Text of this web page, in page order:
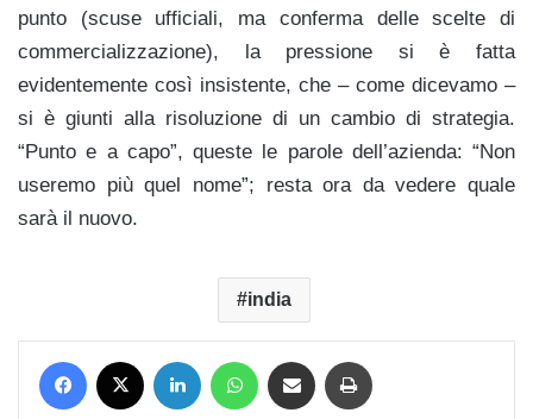
punto (scuse ufficiali, ma conferma delle scelte di
commercializzazione), la pressione si è fatta
evidentemente così insistente, che – come dicevamo –
si è giunti alla risoluzione di un cambio di strategia.
“Punto e a capo”, queste le parole dell’azienda: “Non
useremo più quel nome”; resta ora da vedere quale
sarà il nuovo.
india
Facebook LinkedIn WhatsApp Condividi via mail